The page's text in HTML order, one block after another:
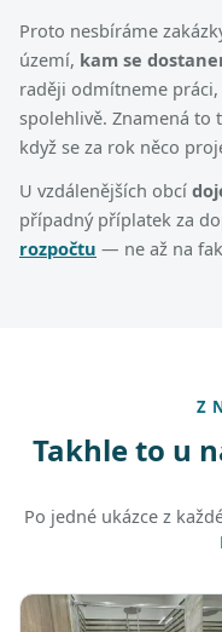
Proto nesbíráme
území, kam se
raději odmítneme
spolehlivě. Znamená
když se za rok něco
U vzdálenějších obcí
případný příplatek za
rozpočtu — ne až na
Z
Takhle to u
Po jedné ukázce z